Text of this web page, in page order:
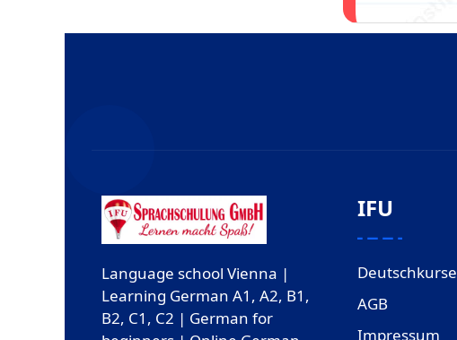
Language school Vienna |
Learning German A1, A2, B1,
B2, C1, C2 | German for
IFU
Deutschkurse
AGB
Impressum